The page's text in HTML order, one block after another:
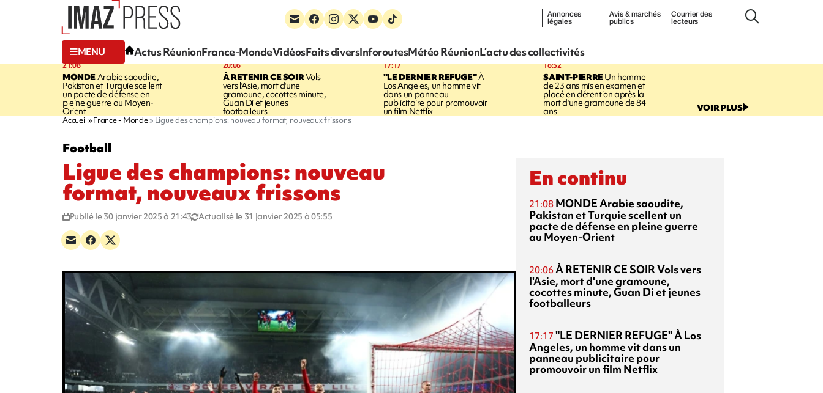
Annonces
légales
Avis & marchés
publics
Courrier des
lecteurs
MENU Actus RéunionFrance-MondeVidéosFaits diversInforoutesMétéo RéunionL’actu des collectivités
21:08
MONDE Arabie saoudite,
Pakistan et Turquie scellent
un pacte de défense en
pleine guerre au Moyen-
Orient
20:06
À RETENIR CE SOIRVols
vers l'Asie, mort d'une
gramoune, cocottes minute,
Guan Di et jeunes
footballeurs
17:17
"LE DERNIER REFUGE"À
Los Angeles, un homme vit
dans un panneau
publicitaire pour promouvoir
un film Netflix
16:32
SAINT-PIERREUn homme
de 23 ans mis en examen et
placé en détention après la
mort d'une gramoune de 84
ans VOIR PLUS
Accueil France - Monde Ligue des champions: nouveau format, nouveaux frissons
Football
Ligue des champions: nouveau
format, nouveaux frissons
Publié le 30 janvier 2025 à 21:43 Actualisé le 31 janvier 2025 à 05:55
En continu
21:08 MONDEArabie saoudite,
Pakistan et Turquie scellent un
pacte de défense en pleine guerre
au Moyen-Orient
20:06À RETENIR CE SOIRVols vers
l'Asie, mort d'une gramoune,
cocottes minute, Guan Di et jeunes
footballeurs
17:17 "LE DERNIER REFUGE"À Los
Angeles, un homme vit dans un
panneau publicitaire pour
promouvoir un film Netflix